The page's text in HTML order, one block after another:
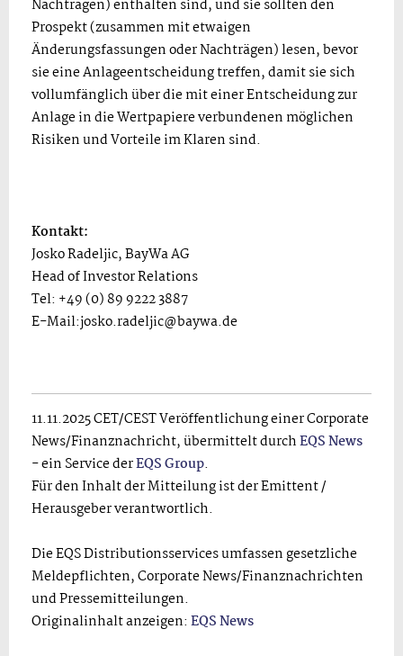
Nachträgen) enthalten sind, und sie sollten den
Prospekt (zusammen mit etwaigen
Änderungsfassungen oder Nachträgen) lesen, bevor
sie eine Anlageentscheidung treffen, damit sie sich
vollumfänglich über die mit einer Entscheidung zur
Anlage in die Wertpapiere verbundenen möglichen
Risiken und Vorteile im Klaren sind.
Kontakt:
Josko Radeljic, BayWa AG
Head of Investor Relations
Tel: +49 (0) 89 9222 3887
E-Mail:josko.radeljic@baywa.de
11.11.2025 CET/CEST Veröffentlichung einer Corporate
News/Finanznachricht, übermittelt durchEQS News
- ein Service derEQS Group.
Für den Inhalt der Mitteilung ist der Emittent /
Herausgeber verantwortlich.
Die EQS Distributionsservices umfassen gesetzliche
Meldepflichten, Corporate News/Finanznachrichten
und Pressemitteilungen.
Originalinhalt anzeigen: EQS News